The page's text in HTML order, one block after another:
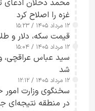
محمد دحلان ادعای
غزه را اصلاح کرد
۱۲ مرداد ۱۴۰۵ / ۱۵:۲۳
قیمت سکه، دلار و طلا ۱۲ مرداد+
۱۲ مرداد ۱۴۰۵ / ۱۵:۰۴
سید عباس عراقچی،
شد
۱۲ مرداد ۱۴۰۵ / ۱۲:۱۲
سخنگوی وزارت امور
در منطقه نتیجه‌ای